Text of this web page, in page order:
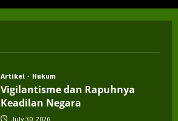
Artikel Hukum
Vigilantisme dan Rapuhnya
Keadilan Negara
July 30, 2026